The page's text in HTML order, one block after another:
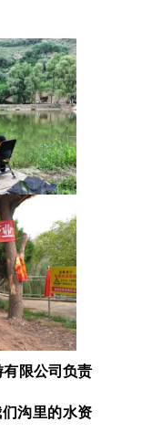
限公司负责
沟里的水资